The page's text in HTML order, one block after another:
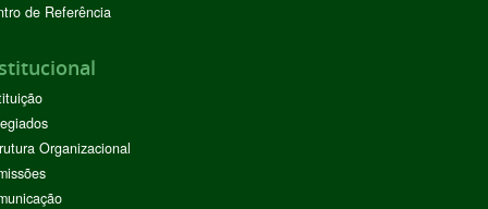
de Referência
Organizacional